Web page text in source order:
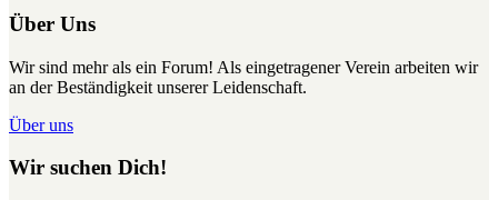
Über Uns
Wir sind mehr als ein Forum! Als eingetragener Verein arbeiten wir
an der Beständigkeit unserer Leidenschaft.
Über uns
Wir suchen Dich!